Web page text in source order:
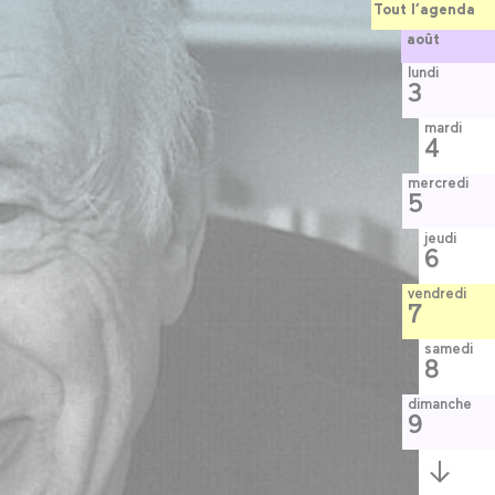
Tout l’agenda
août
lundi
3
mardi
4
mercredi
5
jeudi
6
vendredi
7
samedi
8
dimanche
9
Semaine
suivante